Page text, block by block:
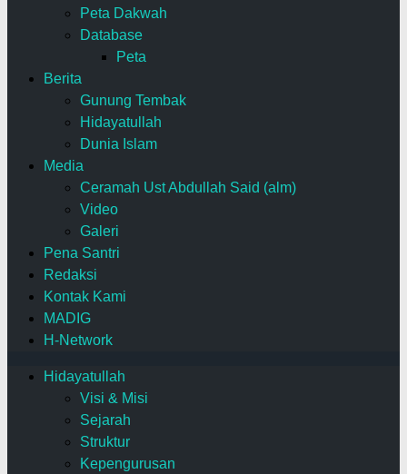
Peta Dakwah
Database
Peta
Berita
Gunung Tembak
Hidayatullah
Dunia Islam
Media
Ceramah Ust Abdullah Said (alm)
Video
Galeri
Pena Santri
Redaksi
Kontak Kami
MADIG
H-Network
Hidayatullah
Visi & Misi
Sejarah
Struktur
Kepengurusan